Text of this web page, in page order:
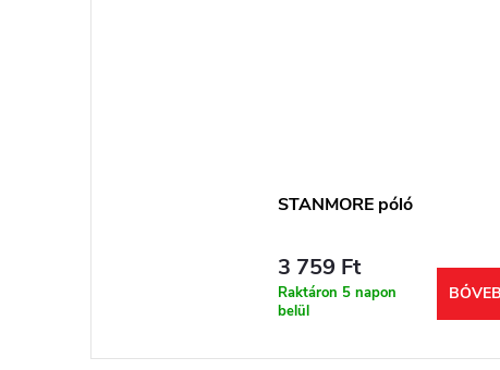
STANMORE póló
3 759 Ft
Raktáron 5 napon
belül